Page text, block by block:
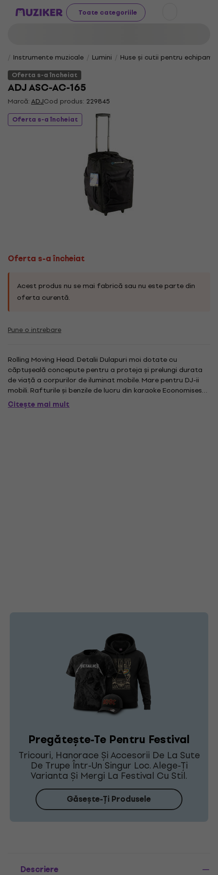
Toate categoriile
Instrumente muzicale Lumini
Huse și cutii pentru
Oferta s-a încheiat
ADJ ASC-AC-165
Marcă:ADJCod produs: 229845
Oferta s-a încheiat
Oferta s-a încheiat
Acest produs nu se mai fabrică sau nu este parte din
oferta curentă.
Pune o intrebare
Rolling Moving Head. Detalii Dulapuri moi dotate cu
căptușeală concepute pentru a proteja și prelungi durata
de viață a corpurilor de iluminat mobile. Mare pentru DJ-ii
mobili. Rafturile și benzile de lucru din karaoke Economisesc
spatiu de transport valoros, permițându-le să fie stivuite
fără a fi nevoie de box. .
Citește mai mult
Pregătește-Te Pentru Festival
Tricouri, Hanorace Și Accesorii De La Sute
De Trupe Într-Un Singur Loc. Alege-Ți
Varianta Și Mergi La Festival Cu Stil.
Găsește-Ți Produsele
Descriere